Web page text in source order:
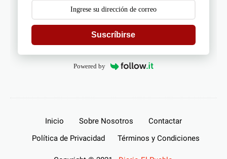
Suscríbirse
Powered by
Inicio Sobre Nosotros
Contactar
Política de Privacidad
Términos y Condiciones